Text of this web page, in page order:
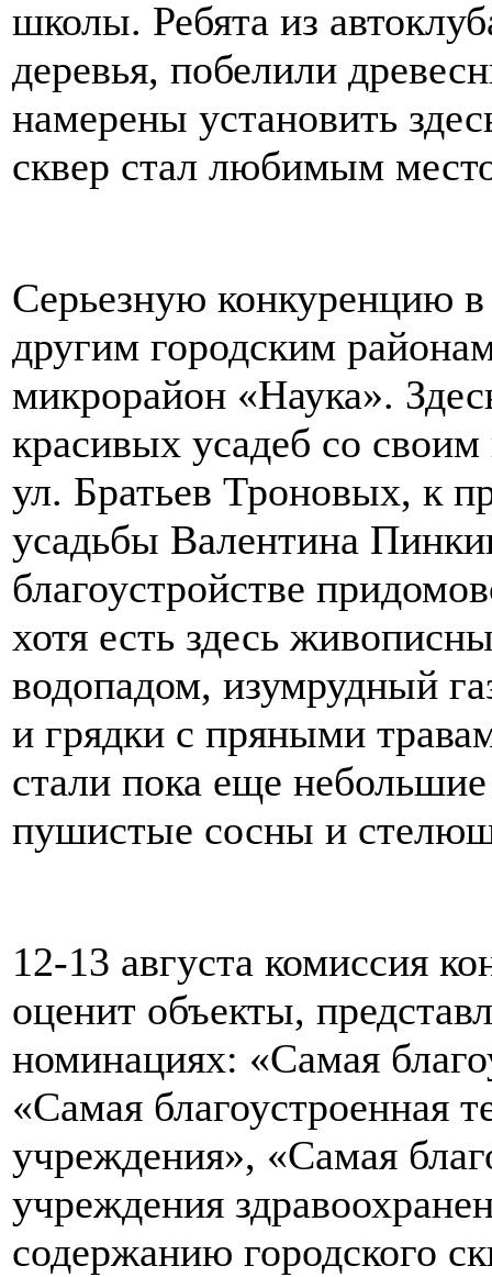
школы. Ребята из
деревья, побелили
намерены установить
сквер стал любимым
Серьезную конкуренцию в
другим городским
микрорайон «Наука».
красивых усадеб со
ул. Братьев Троновых, к
усадьбы Валентина
благоустройстве
хотя есть здесь
водопадом, изумрудный
и грядки с пряными
стали пока еще
пушистые сосны и
12-13 августа комиссия
оценит объекты,
номинациях: «Самая
«Самая благоустроенная
учреждения», «Самая
учреждения
содержанию городского